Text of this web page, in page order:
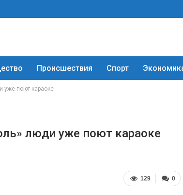
Происшествия Спорт
уже поют караоке
люди уже поют караоке
0
129